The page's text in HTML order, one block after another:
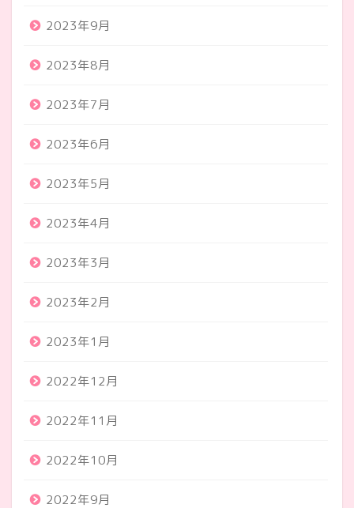
2023年9月
2023年8月
2023年7月
2023年6月
2023年5月
2023年4月
2023年3月
2023年2月
2023年1月
2022年12月
2022年11月
2022年10月
2022年9月